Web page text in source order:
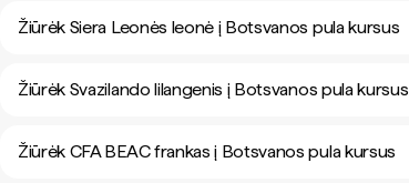
Žiūrėk Siera Leonės leonė į Botsvanos pula kursus
Žiūrėk Svazilando lilangenis į Botsvanos pula kursus
Žiūrėk CFA BEAC frankas į Botsvanos pula kursus